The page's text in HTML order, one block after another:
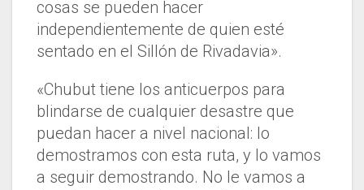
cosas se pueden hacer
independientemente de quien esté
sentado en el Sillón de Rivadavia».
«Chubut tiene los anticuerpos para
blindarse de cualquier desastre que
puedan hacer a nivel nacional: lo
demostramos con esta ruta, y lo vamos
a seguir demostrando. No le vamos a